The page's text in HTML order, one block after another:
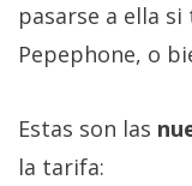
pasarse a ella
Pepephone, o
Estas son las
la tarifa: